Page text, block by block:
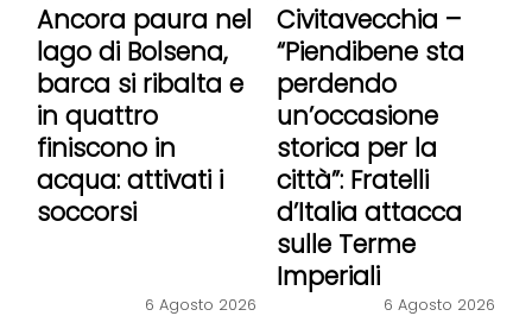
Ancora paura nel
lago di Bolsena,
barca si ribalta e
in quattro
finiscono in
acqua: attivati i
soccorsi
6 Agosto 2026
Civitavecchia –
“Piendibene sta
perdendo
un’occasione
storica per la
città”: Fratelli
d’Italia attacca
sulle Terme
Imperiali
6 Agosto 2026